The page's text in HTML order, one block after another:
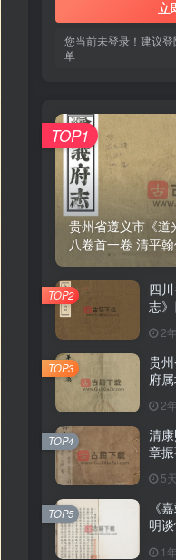
立
您当前未登录！建议
单
贵州省遵义市《道
八卷首一卷 清平
TOP1
四
志
晋
载2
TOP2
贵
府
方2
TOP3
清
章
5
TOP4
《
明
1
TOP5
立
您当前未登录！建议
单
贵州省遵义市《道
八卷首一卷 清平
TOP1
四
志
晋
载2
TOP2
贵
府
方2
TOP3
清
章
5
TOP4
《
明
1
TOP5